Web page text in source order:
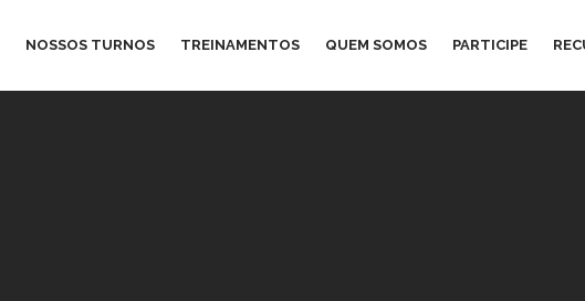
NOSSOS TURNOS TREINAMENTOS QUEM SOMOS PARTICIPE